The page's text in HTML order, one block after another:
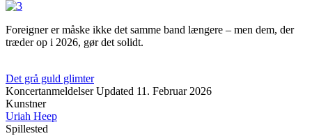
Foreigner er måske ikke det samme band længere – men dem, der
træder op i 2026, gør det solidt.
Det grå guld glimter
Koncertanmeldelser Updated 11. Februar 2026
Kunstner
Uriah Heep
Spillested